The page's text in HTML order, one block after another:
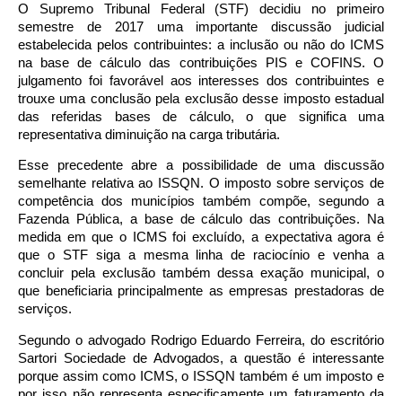
O Supremo Tribunal Federal (STF) decidiu no primeiro
semestre de 2017 uma importante discussão judicial
estabelecida pelos contribuintes: a inclusão ou não do ICMS
na base de cálculo das contribuições PIS e COFINS. O
julgamento foi favorável aos interesses dos contribuintes e
trouxe uma conclusão pela exclusão desse imposto estadual
das referidas bases de cálculo, o que significa uma
representativa diminuição na carga tributária.
Esse precedente abre a possibilidade de uma discussão
semelhante relativa ao ISSQN. O imposto sobre serviços de
competência dos municípios também compõe, segundo a
Fazenda Pública, a base de cálculo das contribuições. Na
medida em que o ICMS foi excluído, a expectativa agora é
que o STF siga a mesma linha de raciocínio e venha a
concluir pela exclusão também dessa exação municipal, o
que beneficiaria principalmente as empresas prestadoras de
serviços.
Segundo o advogado Rodrigo Eduardo Ferreira, do escritório
Sartori Sociedade de Advogados, a questão é interessante
porque assim como ICMS, o ISSQN também é um imposto e